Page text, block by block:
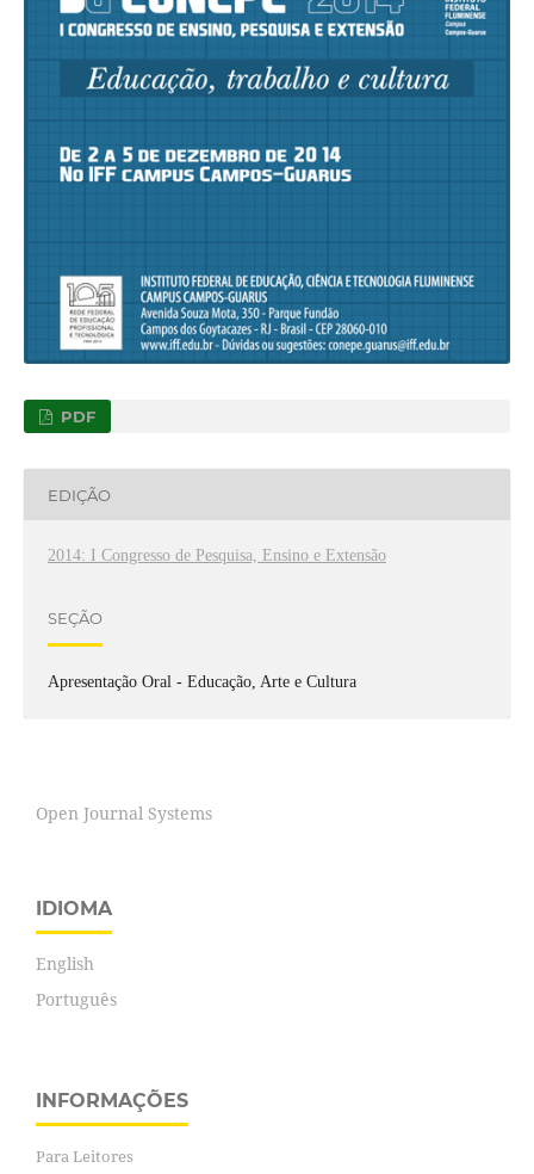
PDF
EDIÇÃO
2014: I Congresso de Pesquisa, Ensino e Extensão
SEÇÃO
Apresentação Oral - Educação, Arte e Cultura
Open Journal Systems
IDIOMA
English
Português
INFORMAÇÕES
Para Leitores